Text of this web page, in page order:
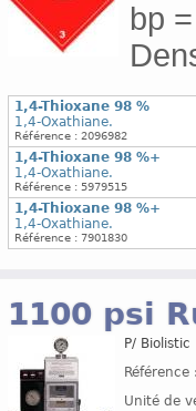
bp
1,4-Thioxane 98 %
1,4-Oxathiane.
Référence : 2096982
1,4-Thioxane 98 %+
1,4-Oxathiane.
Référence : 5979515
1,4-Thioxane 98 %+
1,4-Oxathiane.
Référence : 7901830
1100 psi
P/
Unité de